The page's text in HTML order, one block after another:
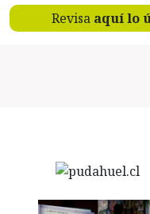
Revisa aquí lo